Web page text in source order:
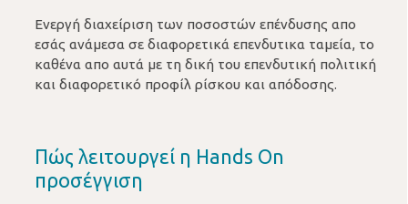
Ενεργή διαχείριση των ποσοστών επένδυσης απο
εσάς ανάμεσα σε διαφορετικά επενδυτικα ταμεία, το
καθένα απο αυτά με τη δική του επενδυτική πολιτική
και διαφορετικό προφίλ ρίσκου και απόδοσης.
Πώς λειτουργεί η Hands On
προσέγγιση